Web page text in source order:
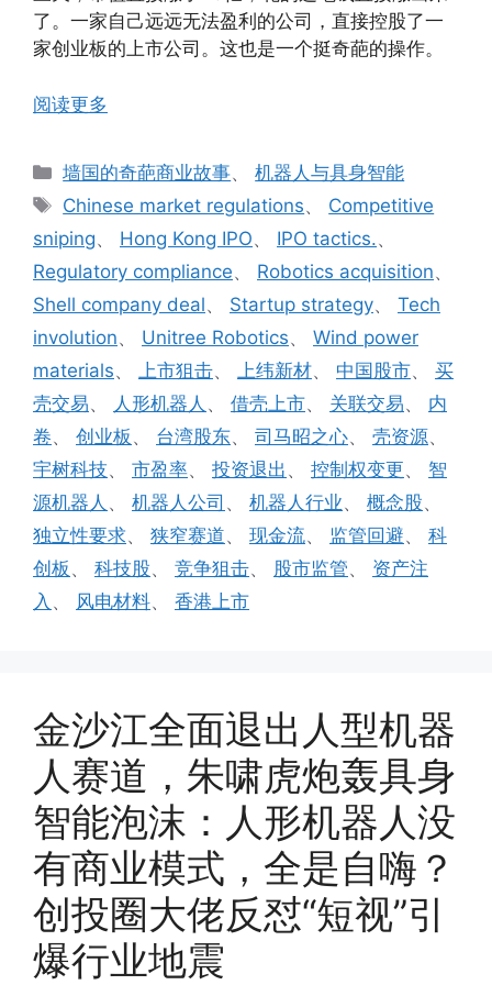
了。一家自己远远无法盈利的公司，直接控股了一
家创业板的上市公司。这也是一个挺奇葩的操作。
阅读更多
分
类
墙国的奇葩商业故事、机器人与具身智能
标
签
Chinese market regulations、 Competitive
sniping、 Hong Kong IPO、 IPO tactics.、
Regulatory compliance、 Robotics acquisition、
Shell company deal、 Startup strategy、 Tech
involution、 Unitree Robotics、 Wind power
materials、 上市狙击、 上纬新材、 中国股市、 买
壳交易、 人形机器人 、 借壳上市、 关联交易、 内
卷、 创业板 、 台湾股东、 司马昭之心、 壳资源、
宇树科技、 市盈率、 投资退出 、 控制权变更、 智
源机器人 、 机器人公司 、 机器人行业、 概念股、
独立性要求、 狭窄赛道、 现金流、 监管回避、 科
创板 、 科技股、 竞争狙击、 股市监管、 资产注
入 、 风电材料、 香港上市
金沙江全面退出人型机器
人赛道，朱啸虎炮轰具身
智能泡沫：人形机器人没
有商业模式，全是自嗨？
创投圈大佬反怼“短视”引
爆行业地震